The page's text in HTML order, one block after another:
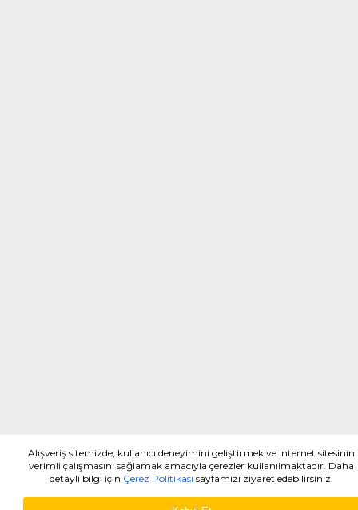
Alışveriş sitemizde, kullanıcı deneyimini geliştirmek ve internet sitesinin
verimli çalışmasını sağlamak amacıyla çerezler kullanılmaktadır. Daha
detaylı bilgi için Çerez Politikası sayfamızı ziyaret edebilirsiniz.